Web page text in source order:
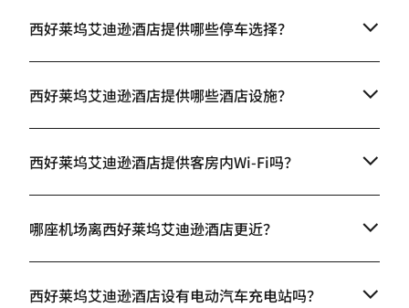
西好莱坞艾迪逊酒店提供哪些停车选择？
西好莱坞艾迪逊酒店提供哪些酒店设施？
西好莱坞艾迪逊酒店提供客房内Wi-Fi吗？
哪座机场离西好莱坞艾迪逊酒店更近？
西好莱坞艾迪逊酒店设有电动汽车充电站吗？